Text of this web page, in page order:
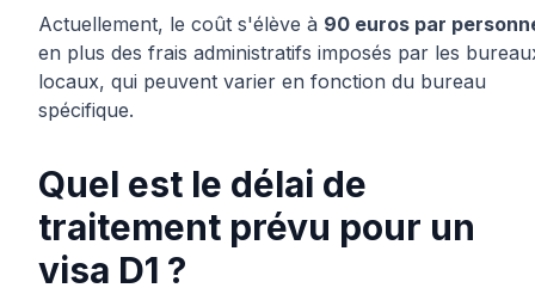
Actuellement, le coût s'élève à 90 euros par
en plus des frais administratifs imposés par les
locaux, qui peuvent varier en fonction du bureau
spécifique.
Quel est le délai de
traitement prévu pour un
visa D1 ?